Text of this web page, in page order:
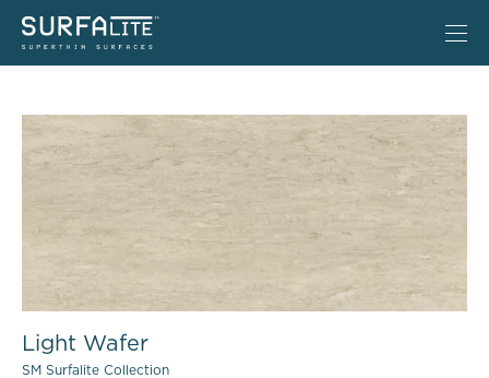
Light Wafer
SM Surfalite Collection